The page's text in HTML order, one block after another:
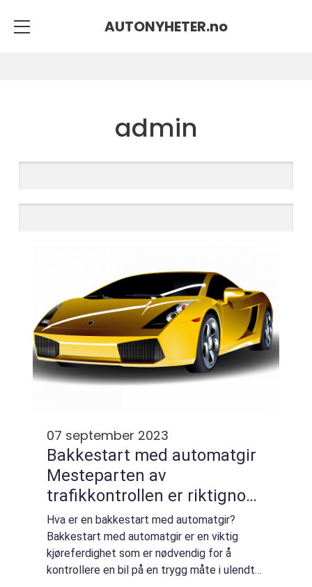
AUTONYHETER.no
admin
07 september 2023
Bakkestart med automatgir
Mesteparten av
trafikkontrollen er riktignok
online, men du kan fortsatt
komme foran en inspektører
hvis du kan de
grunnleggende manøvrene
Hva er en bakkestart med automatgir?
Bakkestart med automatgir er en viktig
kjøreferdighet som er nødvendig for å
kontrollere en bil på en trygg måte i ulendt